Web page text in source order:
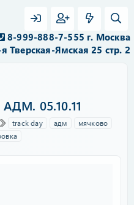
8-999-888-7-555 г. Москва
Тверская-Ямская 25 стр. 2
05.10.11
е
track day адм
мячково